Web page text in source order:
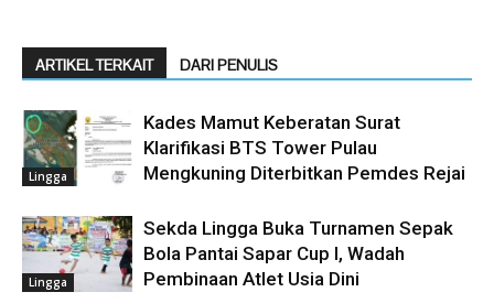
ARTIKEL TERKAIT DARI PENULIS
Lingga
Kades Mamut Keberatan Surat
Klarifikasi BTS Tower Pulau
Mengkuning Diterbitkan Pemdes Rejai
Lingga
Sekda Lingga Buka Turnamen Sepak
Bola Pantai Sapar Cup I, Wadah
Pembinaan Atlet Usia Dini